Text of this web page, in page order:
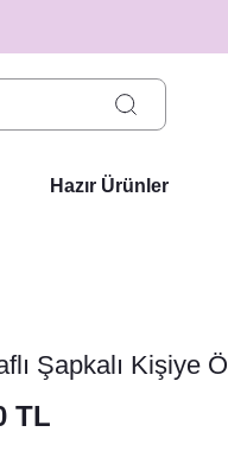
Hazır Ürünler
Şapkalı Kişiye
TL